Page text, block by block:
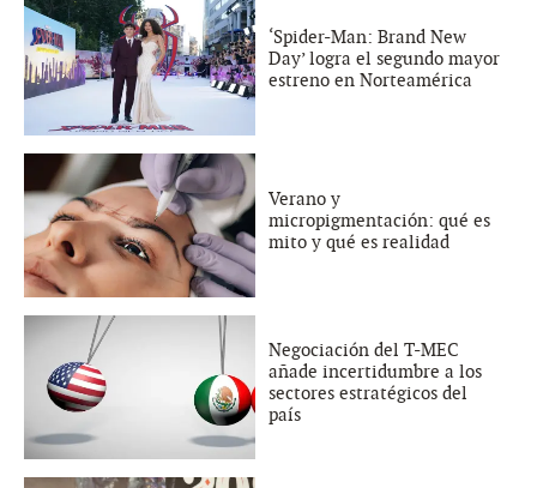
‘Spider-Man: Brand New
Day’ logra el segundo mayor
estreno en Norteamérica
Verano y
micropigmentación: qué es
mito y qué es realidad
Negociación del T-MEC
añade incertidumbre a los
sectores estratégicos del
país